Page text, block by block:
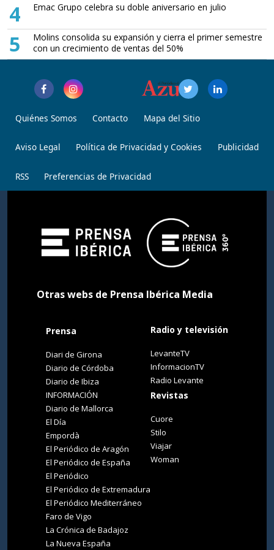
4 Emac Grupo celebra su doble aniversario en julio
5
Molins consolida su expansión y cierra el primer semestre
con un crecimiento de ventas del 50%
Quiénes Somos Contacto Mapa del Sitio
Aviso Legal Política de Privacidad y Cookies Publicidad
RSS Preferencias de Privacidad
Otras webs de Prensa Ibérica Media
Prensa
Diari de Girona
Diario de Córdoba
Diario de Ibiza
INFORMACIÓN
Diario de Mallorca
El Día
Empordà
El Periódico de Aragón
El Periódico de España
El Periódico
El Periódico de Extremadura
El Periódico Mediterráneo
Faro de Vigo
La Crónica de Badajoz
La Nueva España
Radio y televisión
LevanteTV
InformacionTV
Radio Levante
Revistas
Cuore
Stilo
Viajar
Woman